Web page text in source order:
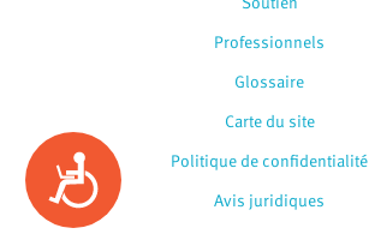
Accessibility
Professionnels
Glossaire
Carte du site
Politique de confidentialité
Avis juridiques